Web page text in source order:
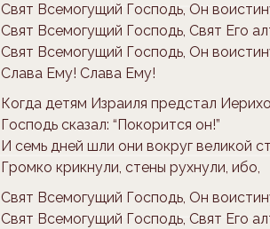
Свят Всемогущий Господь, Он
Свят Всемогущий Господь, Свят Его
Свят Всемогущий Господь, Он
Слава Ему! Слава Ему!
Когда детям Израиля предстал
Господь сказал: “Покорится он!”
И семь дней шли они вокруг великой
Громко крикнули, стены рухнули, ибо,
Свят Всемогущий Господь, Он
Свят Всемогущий Господь, Свят Его